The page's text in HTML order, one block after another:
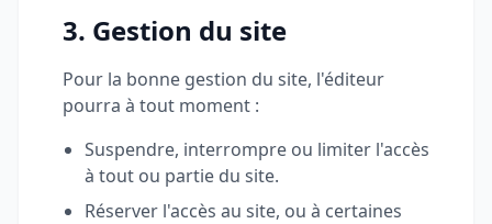
3. Gestion du site
Pour la bonne gestion du site, l'éditeur
pourra à tout moment :
Suspendre, interrompre ou limiter l'accès
à tout ou partie du site.
Réserver l'accès au site, ou à certaines